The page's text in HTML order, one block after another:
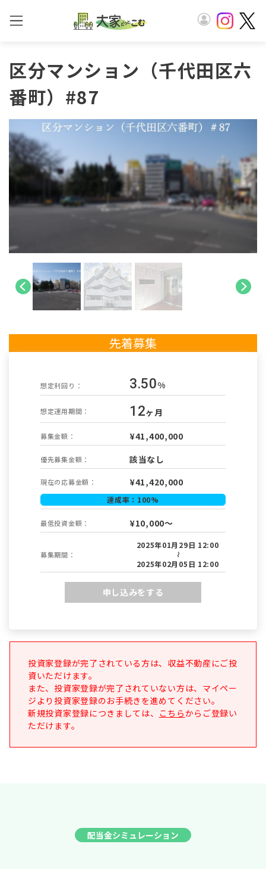
区分マンション（千代田区六
番町）#87
先着募集
想定利回り： 3.50%
想定運用期間： 12ヶ月
募集金額： ¥41,400,000
優先募集金額： 該当なし
現在の応募金額： ¥41,420,000
達成率： 100%
最低投資金額： ¥10,000～
募集期間：
2025年01月29日 12:00
～
2025年02月05日 12:00
申し込みをする
投資家登録が完了されている方は、収益不動産にご投
資いただけます。
また、投資家登録が完了されていない方は、マイペー
ジより投資家登録のお手続きを進めてください。
新規投資家登録につきましては、 こちらからご登録い
ただけます。
配当金シミュレーション